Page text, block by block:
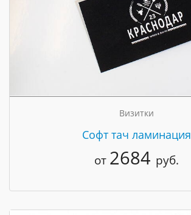
Визитки
Cофт тач ламинация
от 2684 руб.